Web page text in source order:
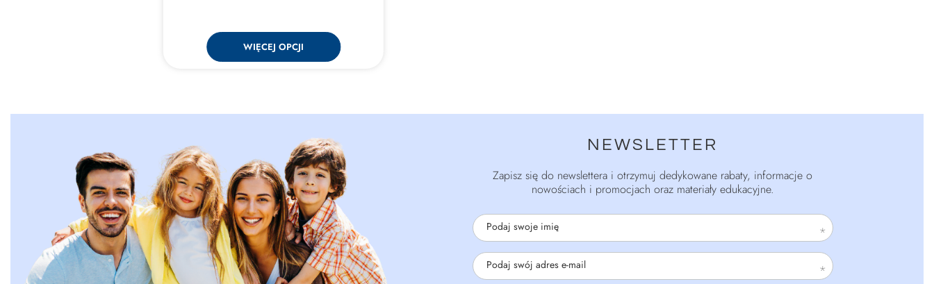
WIĘCEJ OPCJI
NEWSLETTER
Zapisz się do newslettera i otrzymuj dedykowane rabaty, informacje o
nowościach i promocjach oraz materiały edukacyjne.
Podaj swoje imię
Podaj swój adres e-mail